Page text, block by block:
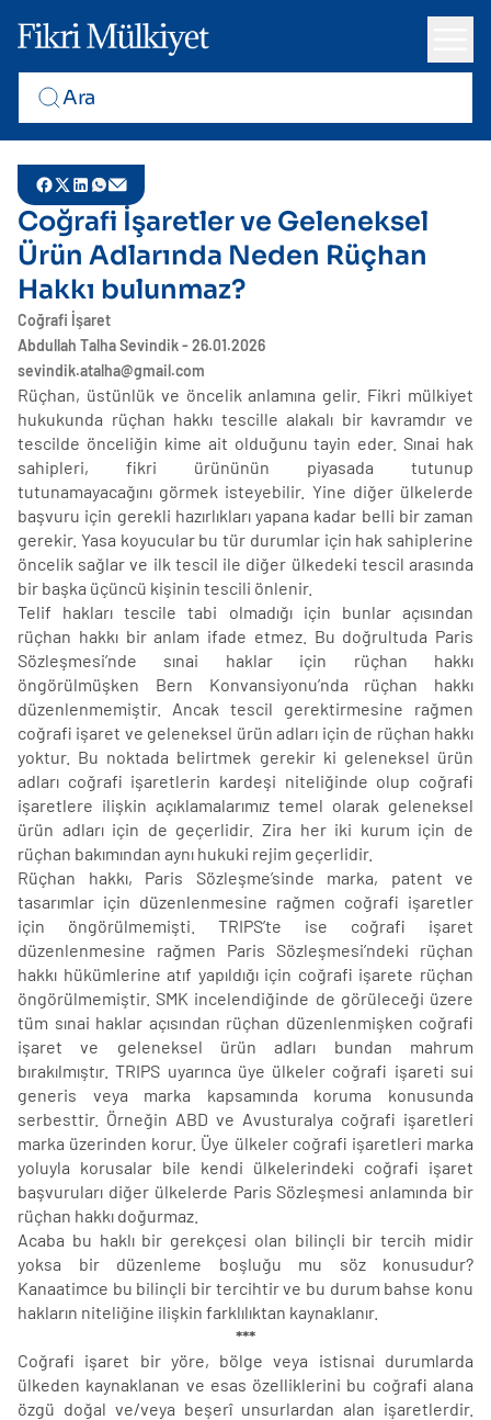
Coğrafi İşaretler ve Geleneksel
Ürün Adlarında Neden Rüçhan
Hakkı bulunmaz?
Coğrafi İşaret
Abdullah Talha Sevindik - 26.01.2026
sevindik.atalha@gmail.com
Rüçhan, üstünlük ve öncelik anlamına gelir. Fikri mülkiyet
hukukunda rüçhan hakkı tescille alakalı bir kavramdır ve
tescilde önceliğin kime ait olduğunu tayin eder. Sınai hak
sahipleri, fikri ürününün piyasada tutunup
tutunamayacağını görmek isteyebilir. Yine diğer ülkelerde
başvuru için gerekli hazırlıkları yapana kadar belli bir zaman
gerekir. Yasa koyucular bu tür durumlar için hak sahiplerine
öncelik sağlar ve ilk tescil ile diğer ülkedeki tescil arasında
bir başka üçüncü kişinin tescili önlenir.
Telif hakları tescile tabi olmadığı için bunlar açısından
rüçhan hakkı bir anlam ifade etmez. Bu doğrultuda Paris
Sözleşmesi’nde sınai haklar için rüçhan hakkı
öngörülmüşken Bern Konvansiyonu’nda rüçhan hakkı
düzenlenmemiştir. Ancak tescil gerektirmesine rağmen
coğrafi işaret ve geleneksel ürün adları için de rüçhan hakkı
yoktur. Bu noktada belirtmek gerekir ki geleneksel ürün
adları coğrafi işaretlerin kardeşi niteliğinde olup coğrafi
işaretlere ilişkin açıklamalarımız temel olarak geleneksel
ürün adları için de geçerlidir. Zira her iki kurum için de
rüçhan bakımından aynı hukuki rejim geçerlidir.
Rüçhan hakkı, Paris Sözleşme’sinde marka, patent ve
tasarımlar için düzenlenmesine rağmen coğrafi işaretler
için öngörülmemişti. TRIPS’te ise coğrafi işaret
düzenlenmesine rağmen Paris Sözleşmesi’ndeki rüçhan
hakkı hükümlerine atıf yapıldığı için coğrafi işarete rüçhan
öngörülmemiştir. SMK incelendiğinde de görüleceği üzere
tüm sınai haklar açısından rüçhan düzenlenmişken coğrafi
işaret ve geleneksel ürün adları bundan mahrum
bırakılmıştır. TRIPS uyarınca üye ülkeler coğrafi işareti sui
generis veya marka kapsamında koruma konusunda
serbesttir. Örneğin ABD ve Avusturalya coğrafi işaretleri
marka üzerinden korur. Üye ülkeler coğrafi işaretleri marka
yoluyla korusalar bile kendi ülkelerindeki coğrafi işaret
başvuruları diğer ülkelerde Paris Sözleşmesi anlamında bir
rüçhan hakkı doğurmaz.
Acaba bu haklı bir gerekçesi olan bilinçli bir tercih midir
yoksa bir düzenleme boşluğu mu söz konusudur?
Kanaatimce bu bilinçli bir tercihtir ve bu durum bahse konu
hakların niteliğine ilişkin farklılıktan kaynaklanır.
***
Coğrafi işaret bir yöre, bölge veya istisnai durumlarda
ülkeden kaynaklanan ve esas özelliklerini bu coğrafi alana
özgü doğal ve/veya beşerî unsurlardan alan işaretlerdir.